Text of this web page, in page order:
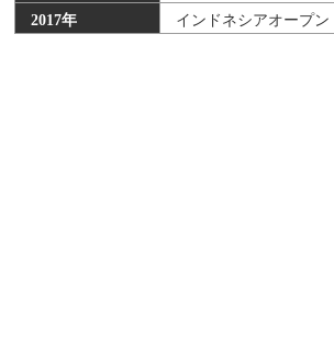
2017年
インドネシアオープン